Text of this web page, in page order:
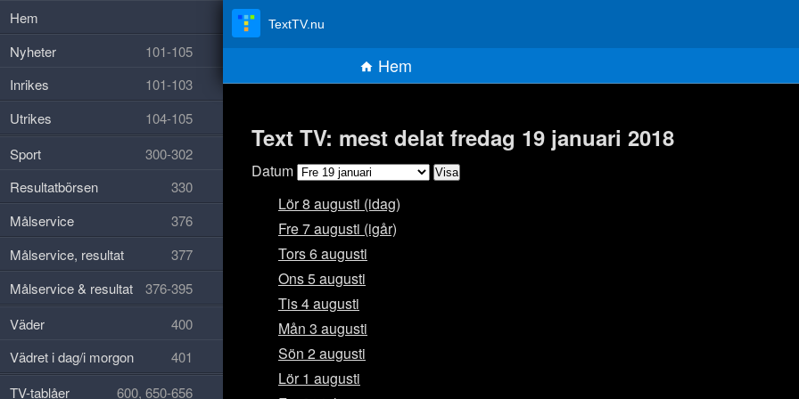
Text TV: mest delat fredag 19 januari 2018
Datum
Lör 8 augusti (idag)
Fre 7 augusti (igår)
Tors 6 augusti
Ons 5 augusti
Tis 4 augusti
Mån 3 augusti
Sön 2 augusti
Lör 1 augusti
TextTV.nu
Hem
Hem
Nyheter
101-105
Inrikes
101-103
Utrikes
104-105
Sport
300-302
Resultatbörsen
330
Målservice
376
Målservice, resultat
377
Målservice & resultat
376-395
Väder
400
Vädret i dag/i morgon
401
TV-tablåer
600, 650-656